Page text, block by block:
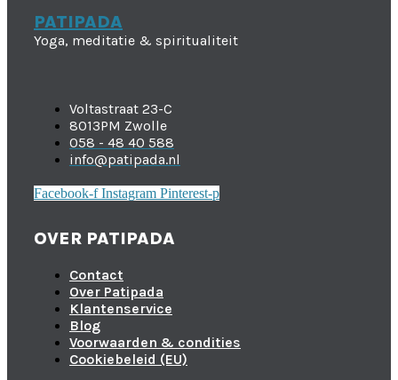
PATIPADA
Yoga, meditatie & spiritualiteit
Voltastraat 23-C
8013PM Zwolle
058 - 48 40 588
info@patipada.nl
Facebook-f Instagram Pinterest-p
OVER PATIPADA
Contact
Over Patipada
Klantenservice
Blog
Voorwaarden & condities
Cookiebeleid (EU)